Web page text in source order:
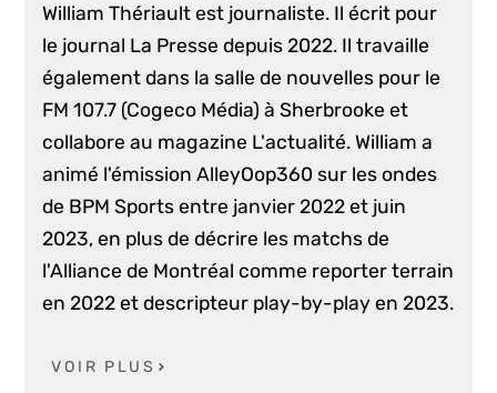
William Thériault est journaliste. Il écrit pour
le journal La Presse depuis 2022. Il travaille
également dans la salle de nouvelles pour le
FM 107.7 (Cogeco Média) à Sherbrooke et
collabore au magazine L'actualité. William a
animé l'émission AlleyOop360 sur les ondes
de BPM Sports entre janvier 2022 et juin
2023, en plus de décrire les matchs de
l'Alliance de Montréal comme reporter terrain
en 2022 et descripteur play-by-play en 2023.
VOIR PLUS